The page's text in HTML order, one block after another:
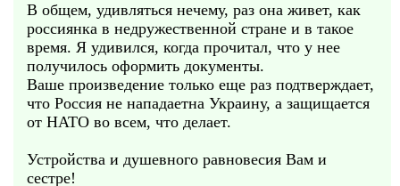
В общем, удивляться нечему, раз она живет, как
россиянка в недружественной стране и в такое
время. Я удивился, когда прочитал, что у нее
получилось оформить документы.
Ваше произведение только еще раз подтверждает,
что Россия не нападаетна Украину, а защищается
от НАТО во всем, что делает.
Устройства и душевного равновесия Вам и
сестре!